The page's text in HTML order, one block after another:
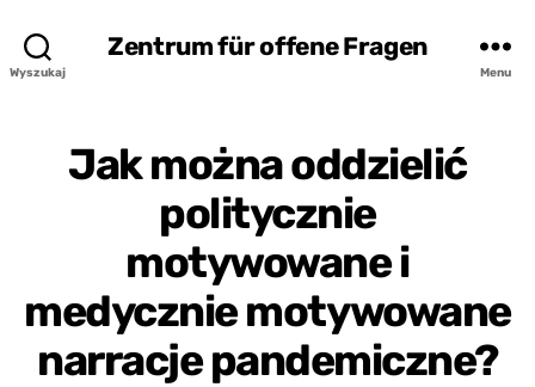
Wyszukaj
Zentrum für offene Fragen
Menu
Jak można oddzielić
politycznie
motywowane i
medycznie motywowane
narracje pandemiczne?